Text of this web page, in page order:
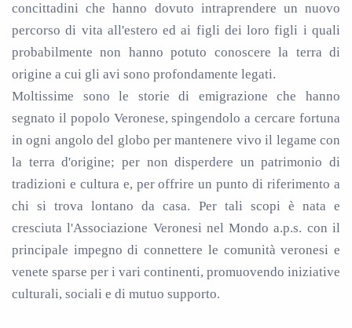
concittadini che hanno dovuto intraprendere un nuovo
percorso di vita all'estero ed ai figli dei loro figli i quali
probabilmente non hanno potuto conoscere la terra di
origine a cui gli avi sono profondamente legati.
Moltissime sono le storie di emigrazione che hanno
segnato il popolo Veronese, spingendolo a cercare fortuna
in ogni angolo del globo per mantenere vivo il legame con
la terra d'origine; per non disperdere un patrimonio di
tradizioni e cultura e, per offrire un punto di riferimento a
chi si trova lontano da casa. Per tali scopi è nata e
cresciuta l'Associazione Veronesi nel Mondo a.p.s. con il
principale impegno di connettere le comunità veronesi e
venete sparse per i vari continenti, promuovendo iniziative
culturali, sociali e di mutuo supporto.